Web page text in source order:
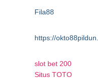
Fila88
https://
slot bet 200
Situs TOTO